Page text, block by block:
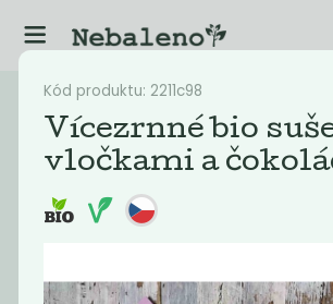
Katalog Potraviny
Filtrovat produkty
Kód produktu: 2211c98
Vícezrnné bio
vločkami a